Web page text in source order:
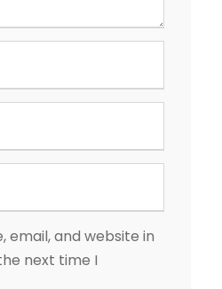
email, and website in
next time I